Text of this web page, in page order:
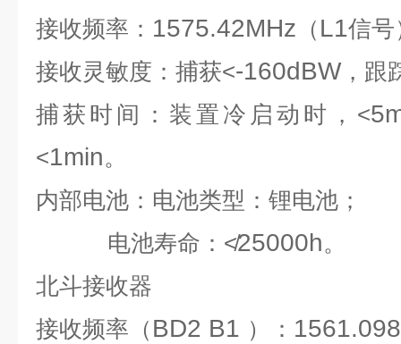
接收频率： 1575.42MHz （ L1信号
接收灵敏度：捕获<-160dBW，跟
捕获时间：装置冷启动时，<
<1min。
内部电池：电池类型：锂电池；
电池寿命：≮25000h。
北斗接收器
接收频率（ BD2 B1 ）： 1561.098